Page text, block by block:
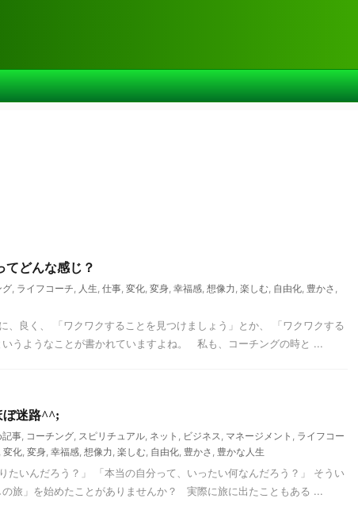
てどんな感じ？
グ, ライフコーチ, 人生, 仕事, 変化, 変身, 幸福感, 想像力, 楽しむ, 自由化, 豊かさ ,
、良く、 「ワクワクすることを見つけましょう」とか、 「ワクワクする
いうようなことが書かれていますよね。 私も、コーチングの時と ...
ぼ迷路^^;
記事, コーチング, スピリチュアル, ネット , ビジネス, マネージメント , ライフコー
, 変化, 変身, 幸福感, 想像力, 楽しむ, 自由化, 豊かさ , 豊かな人生
たいんだろう？」 「本当の自分って、いったい何なんだろう？」 そうい
の旅」を始めたことがありませんか？ 実際に旅に出たこともある ...